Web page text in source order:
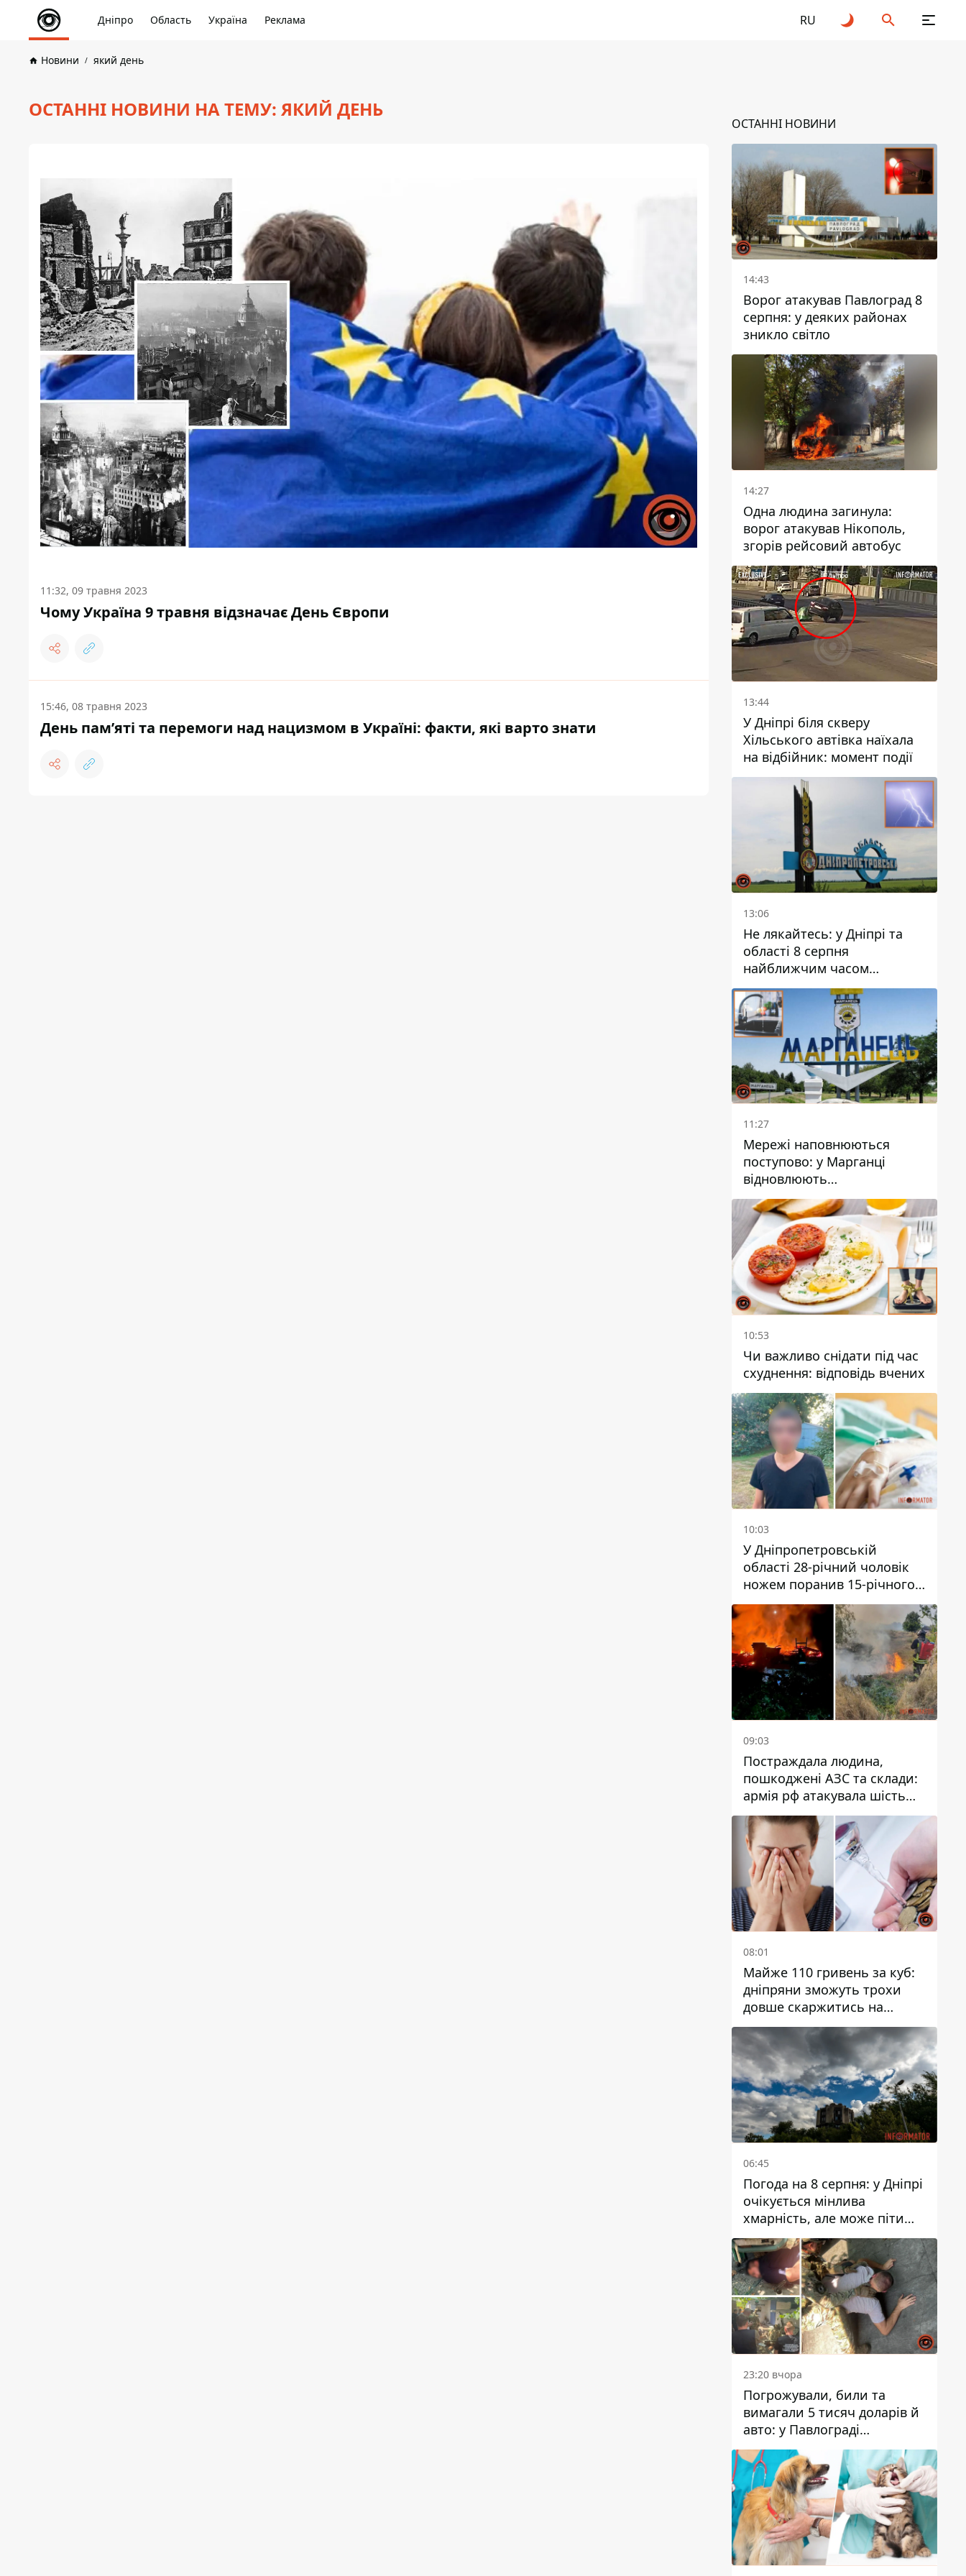
Дніпро Область Україна Реклама RU
Новини який день
ОСТАННІ НОВИНИ НА ТЕМУ: ЯКИЙ ДЕНЬ
11:32, 09 травня 2023
Чому Україна 9 травня відзначає День Європи
15:46, 08 травня 2023
День пам’яті та перемоги над нацизмом в Україні: факти, які варто знати
ОСТАННІ НОВИНИ
14:43
Ворог атакував Павлоград 8
серпня: у деяких районах
зникло світло
14:27
Одна людина загинула:
ворог атакував Нікополь,
згорів рейсовий автобус
13:44
У Дніпрі біля скверу
Хільського автівка наїхала
на відбійник: момент події
13:06
Не лякайтесь: у Дніпрі та
області 8 серпня
найближчим часом
очікується гроза
11:27
Мережі наповнюються
поступово: у Марганці
відновлюють
водопостачання
10:53
Чи важливо снідати під час
схуднення: відповідь вчених
10:03
У Дніпропетровській
області 28-річний чоловік
ножем поранив 15-річного
хлопця
09:03
Постраждала людина,
пошкоджені АЗС та склади:
армія рф атакувала шість
районів Дніпропетровської
області
08:01
Майже 110 гривень за куб:
дніпряни зможуть трохи
довше скаржитись на
заплановані тарифи на воду
на 2027 рік
06:45
Погода на 8 серпня: у Дніпрі
очікується мінлива
хмарність, але може піти
дощ
23:20 вчора
Погрожували, били та
вимагали 5 тисяч доларів й
авто: у Павлограді
затримали двох чоловіків